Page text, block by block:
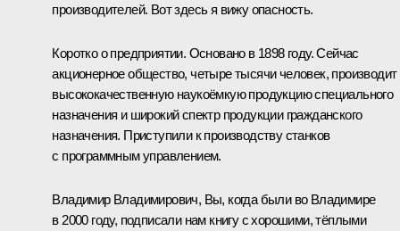
производителей. Вот здесь я вижу опасность.
Коротко о предприятии. Основано в 1898 году. Сейчас
акционерное общество, четыре тысячи человек, производит
высококачественную наукоёмкую продукцию специального
назначения и широкий спектр продукции гражданского
назначения. Приступили к производству станков
с программным управлением.
Владимир Владимирович, Вы, когда были во Владимире
в 2000 году, подписали нам книгу с хорошими, тёплыми